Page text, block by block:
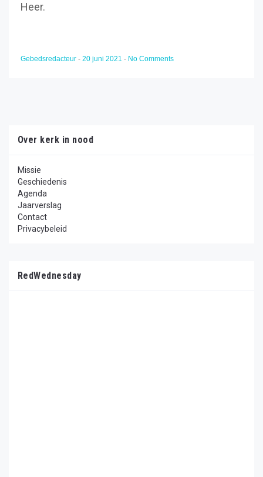
Heer.
Gebedsredacteur - 20 juni 2021 - No Comments
Over kerk in nood
Missie
Geschiedenis
Agenda
Jaarverslag
Contact
Privacybeleid
RedWednesday